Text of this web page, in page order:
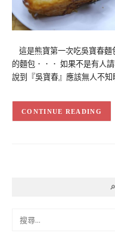
這是熊寶第一次吃吳寶春麵
的麵包．．． 如果不是有人
說到『吳寶春』應該無人不
CONTINUE READING